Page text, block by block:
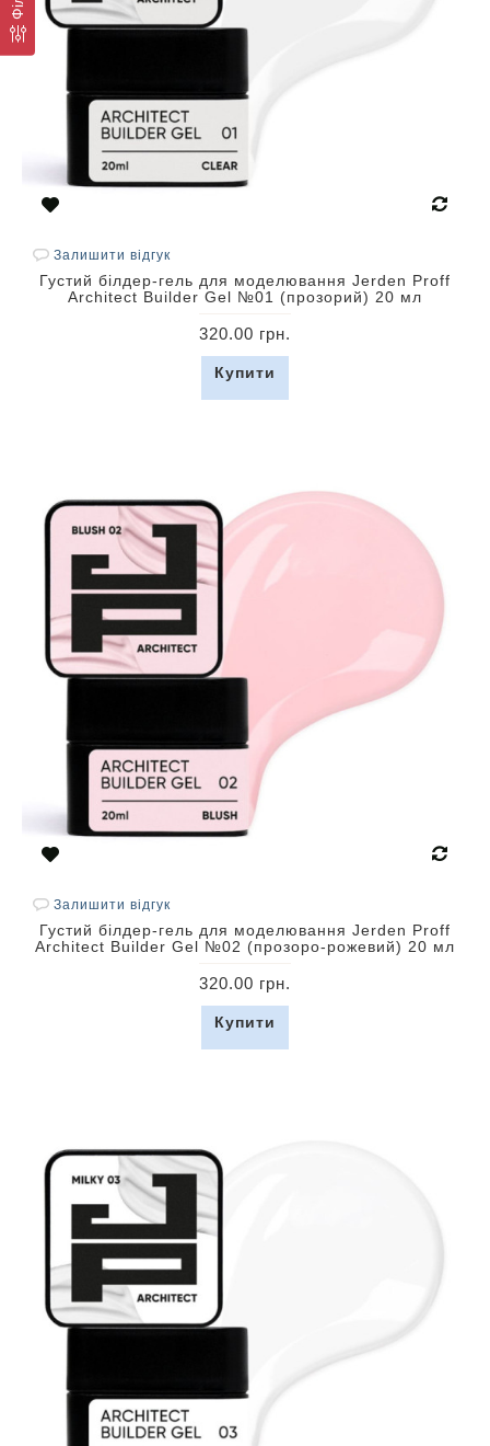
Залишити відгук
Густий білдер-гель для моделювання Jerden Proff
Architect Builder Gel №01 (прозорий) 20 мл
320.00 грн.
Купити
Залишити відгук
Густий білдер-гель для моделювання Jerden Proff
Architect Builder Gel №02 (прозоро-рожевий) 20 мл
320.00 грн.
Купити